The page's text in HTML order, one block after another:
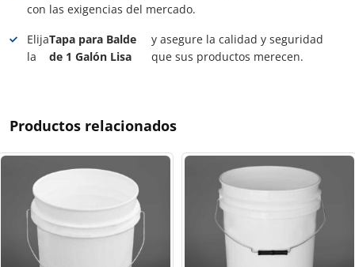
con las exigencias del mercado.
Elija
la
Tapa para Balde
de 1 Galón Lisa
y asegure la calidad y seguridad
que sus productos merecen.
Productos relacionados